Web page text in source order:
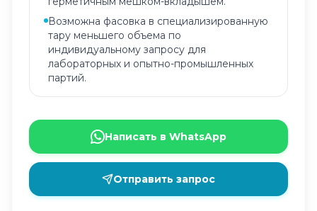
Возможна фасовка в специализированную
тару меньшего объема по
индивидуальному запросу для
лабораторных и опытно-промышленных
партий.
Написать в WhatsApp
Отправить запрос